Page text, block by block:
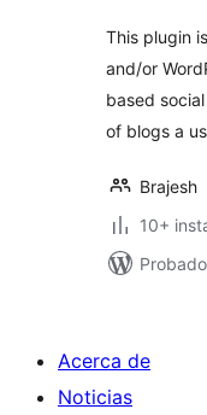
This plugin
and/or
based
of blogs a
Brajesh
10+
Acerca de
Noticias